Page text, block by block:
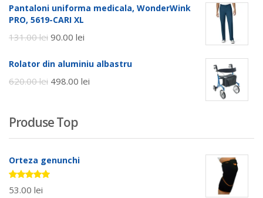
Pantaloni uniforma medicala, WonderWink
PRO, 5619-CARI XL
131.00lei 90.00 lei
Rolator din aluminiu albastru
620.00lei 498.00 lei
Produse Top
Orteza genunchi
Evaluat la
53.00 lei